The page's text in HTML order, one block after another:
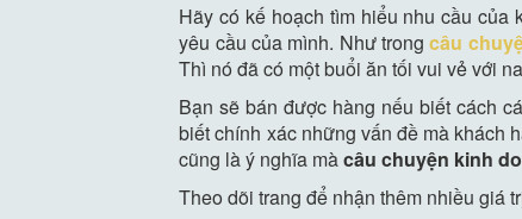
Hãy có kế hoạch tìm hiểu nhu cầu
yêu cầu của mình. Như trongcâu
Thì nó đã có một buổi ăn tối vui vẻ với
Bạn sẽ bán được hàng nếu biết cách
biết chính xác những vấn đề mà khách
cũng là ý nghĩa màcâu chuyện kinh
Theo dõi trang để nhận thêm nhiều giá